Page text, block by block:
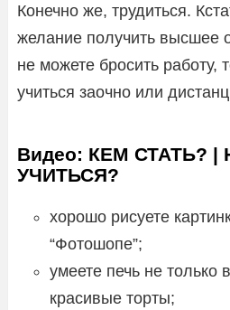
Конечно же, трудиться.
желание получить высшее
не можете бросить работу,
учиться заочно или
Видео: КЕМ СТАТЬ?
УЧИТЬСЯ?
хорошо рисуете
“Фотошопе”;
умеете печь не только
красивые торты;